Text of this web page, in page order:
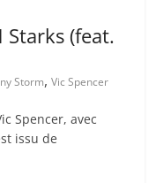
Starks (feat.
Storm,Vic Spencer
Spencer, avec
issu de